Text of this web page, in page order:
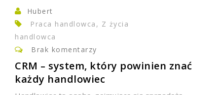
Hubert
Praca handlowca, Z życia
handlowca
Brak komentarzy
CRM – system, który powinien znać
każdy handlowiec